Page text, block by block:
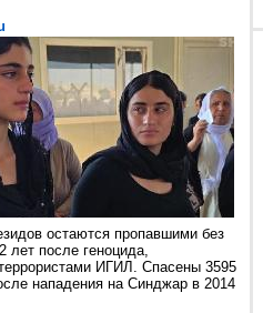
остаются пропавшими без
лет после геноцида,
ИГИЛ. Спасены 3595
нападения на Синджар в 2014